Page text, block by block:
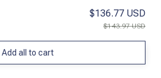
$136.77 USD
$143.97 USD
Add all to cart